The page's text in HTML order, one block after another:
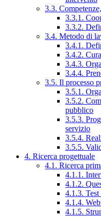
3.3.
3.3.1.
3.3.2.
3.4. Metodo di
3.4.1.
3.4.2.
3.4.3.
3.4.4.
3.5. Il processo
3.5.1.
3.5.2.
pubblico
3.5.3.
servizio
3.5.4.
3.5.5.
4. Ricerca progettuale
4.1. Ricerca
4.1.1.
4.1.2.
4.1.3.
4.1.4.
4.1.5.